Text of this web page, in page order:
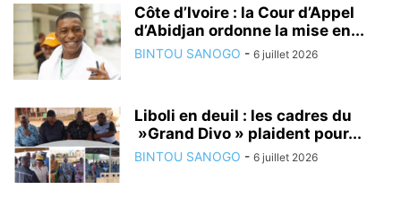
Côte d’Ivoire : la Cour d’Appel
d’Abidjan ordonne la mise en...
BINTOU SANOGO - 6 juillet 2026
Liboli en deuil : les cadres du
»Grand Divo » plaident pour...
BINTOU SANOGO - 6 juillet 2026